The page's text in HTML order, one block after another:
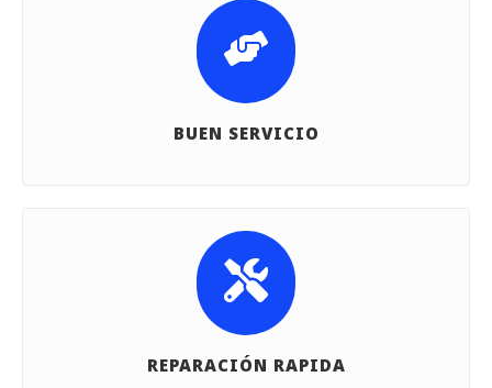
BUEN SERVICIO
REPARACIÓN RAPIDA